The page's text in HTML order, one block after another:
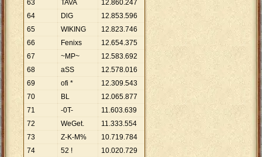
63
TAVA 12.860.247
64
DlG 12.853.596
65
WIKING 12.823.746
66
Fenixs 12.654.375
67
~MP~ 12.583.692
68
aSS 12.578.016
69
ofi * 12.309.543
70
BL 12.065.877
71
-0T- 11.603.639
72
WeGet. 11.333.554
73
Z-K-M% 10.719.784
74
52 ! 10.020.729